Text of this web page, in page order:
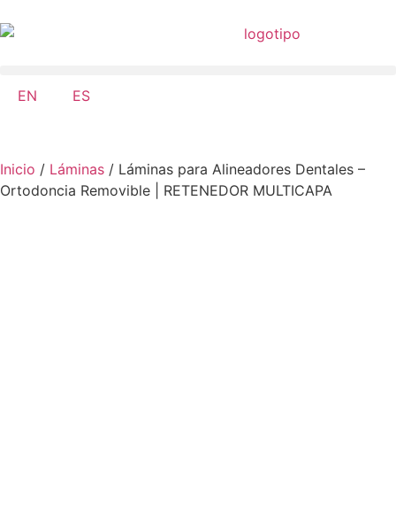
EN ES
Inicio / Láminas / Láminas para Alineadores Dentales –
Ortodoncia Removible | RETENEDOR MULTICAPA